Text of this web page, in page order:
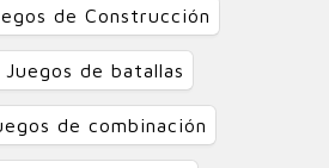
de Construcción
Juegos de batallas
de combinación